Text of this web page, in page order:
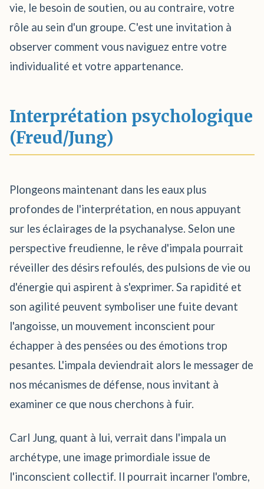
vie, le besoin de soutien, ou au contraire, votre
rôle au sein d'un groupe. C'est une invitation à
observer comment vous naviguez entre votre
individualité et votre appartenance.
Interprétation psychologique
(Freud/Jung)
Plongeons maintenant dans les eaux plus
profondes de l'interprétation, en nous appuyant
sur les éclairages de la psychanalyse. Selon une
perspective freudienne, le rêve d'impala pourrait
réveiller des désirs refoulés, des pulsions de vie ou
d'énergie qui aspirent à s'exprimer. Sa rapidité et
son agilité peuvent symboliser une fuite devant
l'angoisse, un mouvement inconscient pour
échapper à des pensées ou des émotions trop
pesantes. L'impala deviendrait alors le messager de
nos mécanismes de défense, nous invitant à
examiner ce que nous cherchons à fuir.
Carl Jung, quant à lui, verrait dans l'impala un
archétype, une image primordiale issue de
l'inconscient collectif. Il pourrait incarner l'ombre,